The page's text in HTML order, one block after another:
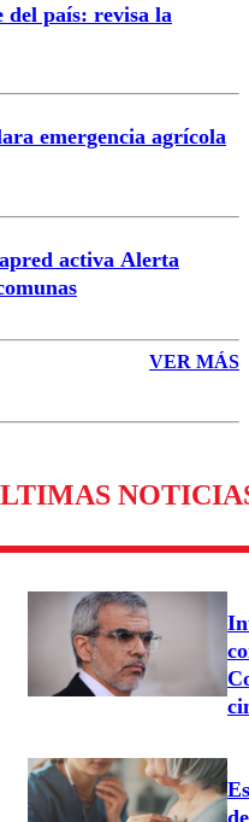
del país: revisa la
emergencia agrícola
activa Alerta
VER MÁS